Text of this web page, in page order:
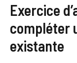
Exercice
compléter
existante